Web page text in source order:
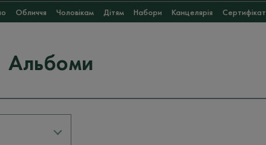
Обличчя Чоловікам Дітям Набори Канцелярія
Альбоми